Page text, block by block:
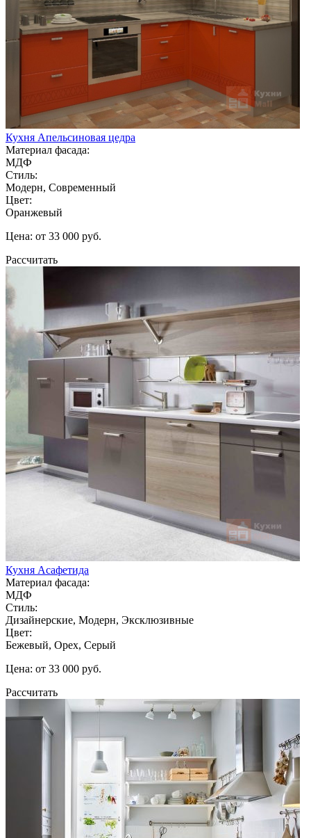
Кухня Апельсиновая цедра
Материал фасада:
МДФ
Стиль:
Модерн, Современный
Цвет:
Оранжевый
Цена: от 33 000 руб.
Рассчитать
Кухня Асафетида
Материал фасада:
МДФ
Стиль:
Дизайнерские, Модерн, Эксклюзивные
Цвет:
Бежевый, Орех, Серый
Цена: от 33 000 руб.
Рассчитать